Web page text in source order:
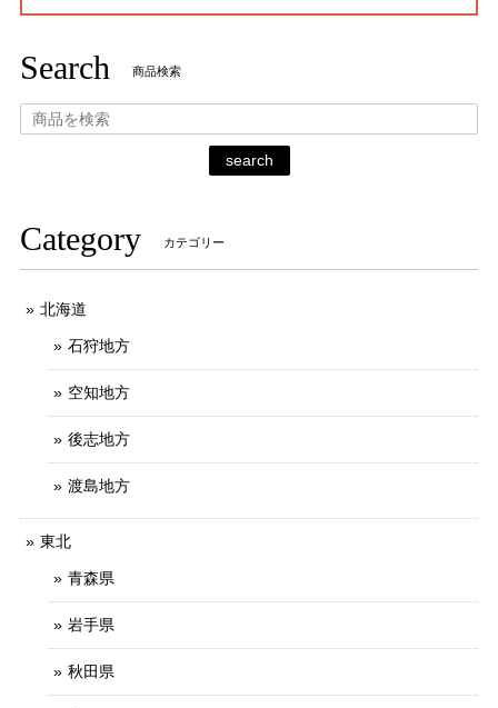
Search 商品検索
search
Category カテゴリー
北海道
石狩地方
空知地方
後志地方
渡島地方
東北
青森県
岩手県
秋田県